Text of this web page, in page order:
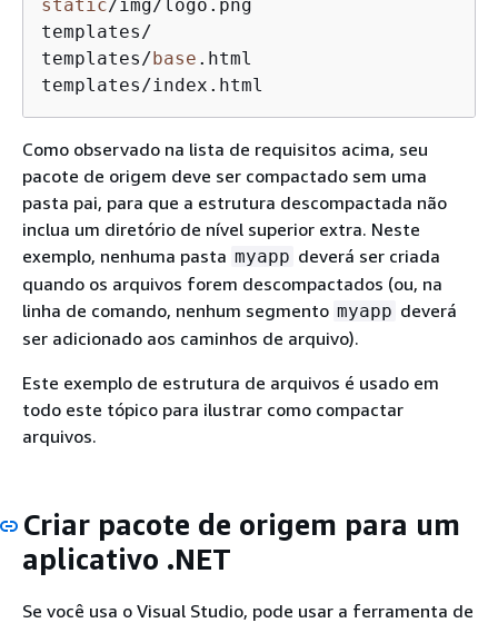
static/img/logo.png
templates/
templates/base .html
templates/index.html
Como observado na lista de requisitos acima, seu
pacote de origem deve ser compactado sem uma
pasta pai, para que a estrutura descompactada não
inclua um diretório de nível superior extra. Neste
exemplo, nenhuma pasta myapp deverá ser criada
quando os arquivos forem descompactados (ou, na
linha de comando, nenhum segmento myapp deverá
ser adicionado aos caminhos de arquivo).
Este exemplo de estrutura de arquivos é usado em
todo este tópico para ilustrar como compactar
arquivos.
Criar pacote de origem para um
aplicativo .NET
Se você usa o Visual Studio, pode usar a ferramenta de